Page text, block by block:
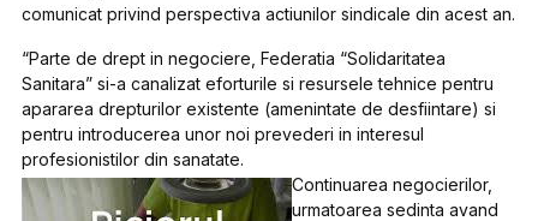
comunicat privind perspectiva actiunilor sindicale din acest an.
“Parte de drept in negociere, Federatia “Solidaritatea
Sanitara” si-a canalizat eforturile si resursele tehnice pentru
apararea drepturilor existente (amenintate de desfiintare) si
pentru introducerea unor noi prevederi in interesul
profesionistilor din sanatate.
Continuarea negocierilor,
urmatoarea sedinta avand